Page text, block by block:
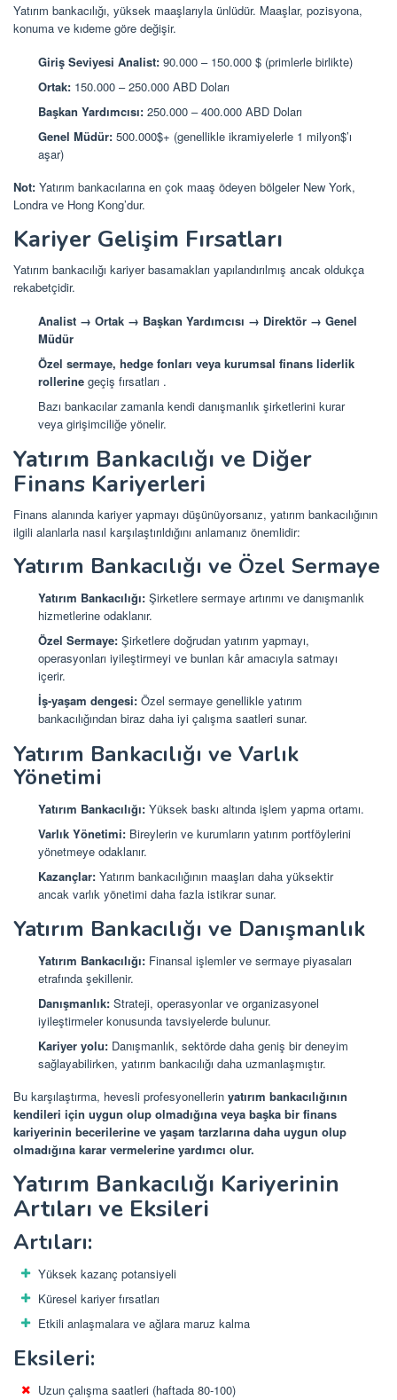
Yatırım bankacılığı, yüksek maaşlarıyla ünlüdür. Maaşlar, pozisyona,
konuma ve kıdeme göre değişir.
Giriş Seviyesi Analist: 90.000 – 150.000 $ (primlerle birlikte)
Ortak: 150.000 – 250.000 ABD Doları
Başkan Yardımcısı: 250.000 – 400.000 ABD Doları
Genel Müdür: 500.000$+ (genellikle ikramiyelerle 1 milyon$’ı
aşar)
Not: Yatırım bankacılarına en çok maaş ödeyen bölgeler New York,
Londra ve Hong Kong’dur.
Kariyer Gelişim Fırsatları
Yatırım bankacılığı kariyer basamakları yapılandırılmış ancak oldukça
rekabetçidir.
Analist → Ortak → Başkan Yardımcısı → Direktör → Genel
Müdür
Özel sermaye, hedge fonları veya kurumsal finans liderlik
rollerine geçiş fırsatları .
Bazı bankacılar zamanla kendi danışmanlık şirketlerini kurar
veya girişimciliğe yönelir.
Yatırım Bankacılığı ve Diğer
Finans Kariyerleri
Finans alanında kariyer yapmayı düşünüyorsanız, yatırım bankacılığının
ilgili alanlarla nasıl karşılaştırıldığını anlamanız önemlidir:
Yatırım Bankacılığı ve Özel Sermaye
Yatırım Bankacılığı: Şirketlere sermaye artırımı ve danışmanlık
hizmetlerine odaklanır.
Özel Sermaye: Şirketlere doğrudan yatırım yapmayı,
operasyonları iyileştirmeyi ve bunları kâr amacıyla satmayı
içerir.
İş-yaşam dengesi: Özel sermaye genellikle yatırım
bankacılığından biraz daha iyi çalışma saatleri sunar.
Yatırım Bankacılığı ve Varlık
Yönetimi
Yatırım Bankacılığı: Yüksek baskı altında işlem yapma ortamı.
Varlık Yönetimi: Bireylerin ve kurumların yatırım portföylerini
yönetmeye odaklanır.
Kazançlar: Yatırım bankacılığının maaşları daha yüksektir
ancak varlık yönetimi daha fazla istikrar sunar.
Yatırım Bankacılığı ve Danışmanlık
Yatırım Bankacılığı: Finansal işlemler ve sermaye piyasaları
etrafında şekillenir.
Danışmanlık: Strateji, operasyonlar ve organizasyonel
iyileştirmeler konusunda tavsiyelerde bulunur.
Kariyer yolu: Danışmanlık, sektörde daha geniş bir deneyim
sağlayabilirken, yatırım bankacılığı daha uzmanlaşmıştır.
Bu karşılaştırma, hevesli profesyonellerin yatırım bankacılığının
kendileri için uygun olup olmadığına veya başka bir finans
kariyerinin becerilerine ve yaşam tarzlarına daha uygun olup
olmadığına karar vermelerine yardımcı olur.
Yatırım Bankacılığı Kariyerinin
Artıları ve Eksileri
Artıları:
Yüksek kazanç potansiyeli
Küresel kariyer fırsatları
Etkili anlaşmalara ve ağlara maruz kalma
Eksileri:
Uzun çalışma saatleri (haftada 80-100)